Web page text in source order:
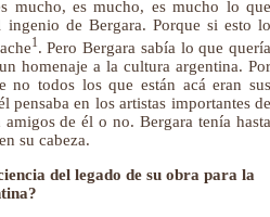
mucho, es mucho, es mucho lo que
de Bergara. Porque si esto lo
1. Pero Bergara sabía lo que quería
homenaje a la cultura argentina. Por
no todos los que están acá eran sus
pensaba en los artistas importantes de
de él o no. Bergara tenía hasta
su cabeza.
del legado de su obra para la